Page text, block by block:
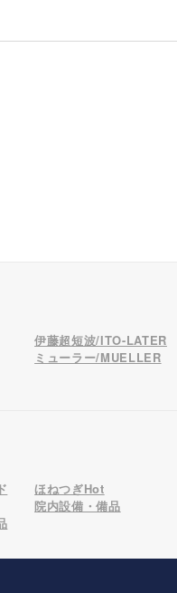
伊藤超短波/ITO-LATER
ミューラー/MUELLER
ほねつぎHot
院内設備・備品